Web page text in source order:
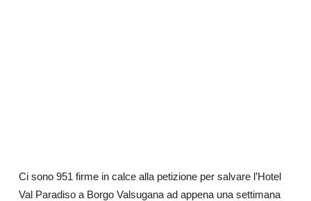
Ci sono 951 firme in calce alla petizione per salvare l’Hotel
Val Paradiso a Borgo Valsugana ad appena una settimana